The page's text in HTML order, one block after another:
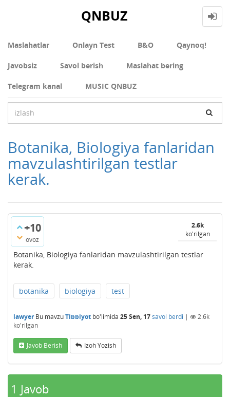
QNBUZ
Maslahatlar Onlayn Test В&О Qaynoq!
Javobsiz Savol berish Maslahat bering
Telegram kanal MUSIC QNBUZ
Botanika, Biologiya fanlaridan
mavzulashtirilgan testlar
kerak.
+10
ovoz
2.6k
ko'rilgan
Botanika, Biologiya fanlaridan mavzulashtirilgan testlar
kerak.
botanika biologiya test
lawyer Bu mavzuTibbiyot bo'limida 25 Sen, 17savol berdi |
2.6k
ko'rilgan
Javob Berish Izoh Yozish
1 Javob